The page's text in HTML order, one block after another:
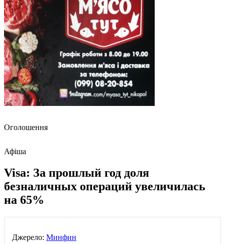
Оголошення
Афіша
Visa: За прошлый год доля
безналичных операций увеличилась
на 65%
Джерело: Минфин